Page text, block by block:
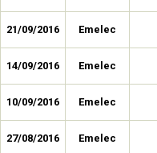
21/09/2016 Emelec
14/09/2016 Emelec
10/09/2016 Emelec
27/08/2016 Emelec